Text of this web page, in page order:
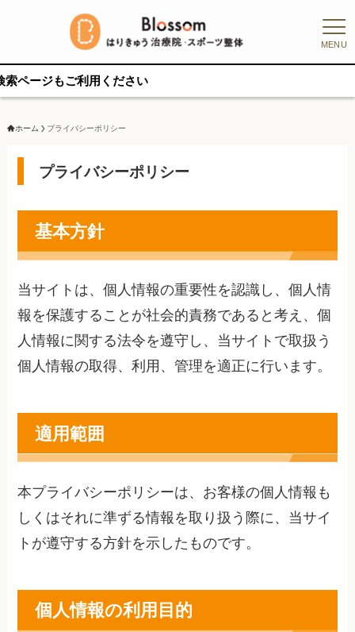
MENU
ご利用ください
ホーム プライバシーポリシー
プライバシーポリシー
基本方針
当サイトは、個人情報の重要性を認識し、個人情
報を保護することが社会的責務であると考え、個
人情報に関する法令を遵守し、当サイトで取扱う
個人情報の取得、利用、管理を適正に行います。
適用範囲
本プライバシーポリシーは、お客様の個人情報も
しくはそれに準ずる情報を取り扱う際に、当サイ
トが遵守する方針を示したものです。
個人情報の利用目的